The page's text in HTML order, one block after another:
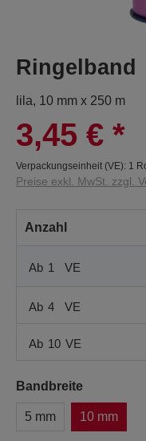
Ringelband
lila, 10 mm x 250 m
3,45 € *
Verpackungseinheit (VE): 1
Preise exkl. MwSt. zzgl.
Anzahl
Ab 1 VE
Ab 4 VE
Ab 10 VE
Bandbreite
5 mm 10 mm